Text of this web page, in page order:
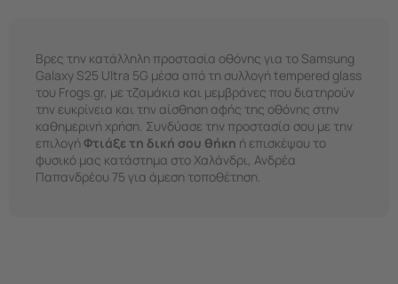
Βρες την κατάλληλη προστασία οθόνης για το Samsung
Galaxy S25 Ultra 5G μέσα από τη συλλογή tempered glass
του Frogs.gr, με τζαμάκια και μεμβράνες που διατηρούν
την ευκρίνεια και την αίσθηση αφής της οθόνης στην
καθημερινή χρήση. Συνδύασε την προστασία σου με την
επιλογή Φτιάξε τη δική σου θήκη ή επισκέψου το
φυσικό μας κατάστημα στοΧαλάνδρι, Ανδρέα
Παπανδρέου 75 για άμεση τοποθέτηση.